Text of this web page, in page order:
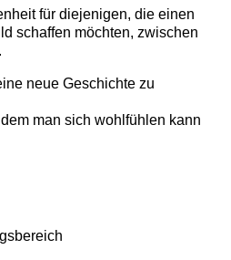
für diejenigen, die einen
schaffen möchten, zwischen
neue Geschichte zu
man sich wohlfühlen kann